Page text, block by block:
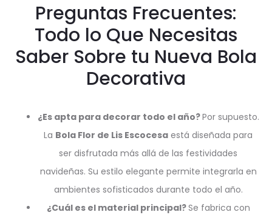
Preguntas Frecuentes:
Todo lo Que Necesitas
Saber Sobre tu Nueva Bola
Decorativa
¿Es apta para decorar todo el año?Por supuesto.
La Bola Flor de Lis Escocesa está diseñada para
ser disfrutada más allá de las festividades
navideñas. Su estilo elegante permite integrarla en
ambientes sofisticados durante todo el año.
¿Cuál es el material principal?Se fabrica con